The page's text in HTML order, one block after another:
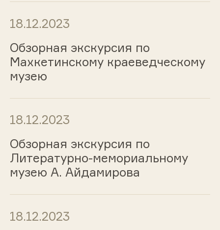
18.12.2023
Обзорная экскурсия по
Махкетинскому краеведческому
музею
18.12.2023
Обзорная экскурсия по
Литературно-мемориальному
музею А. Айдамирова
18.12.2023